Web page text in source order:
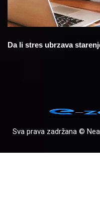
Da li stres ubrzava
Sva prava zadržana ©